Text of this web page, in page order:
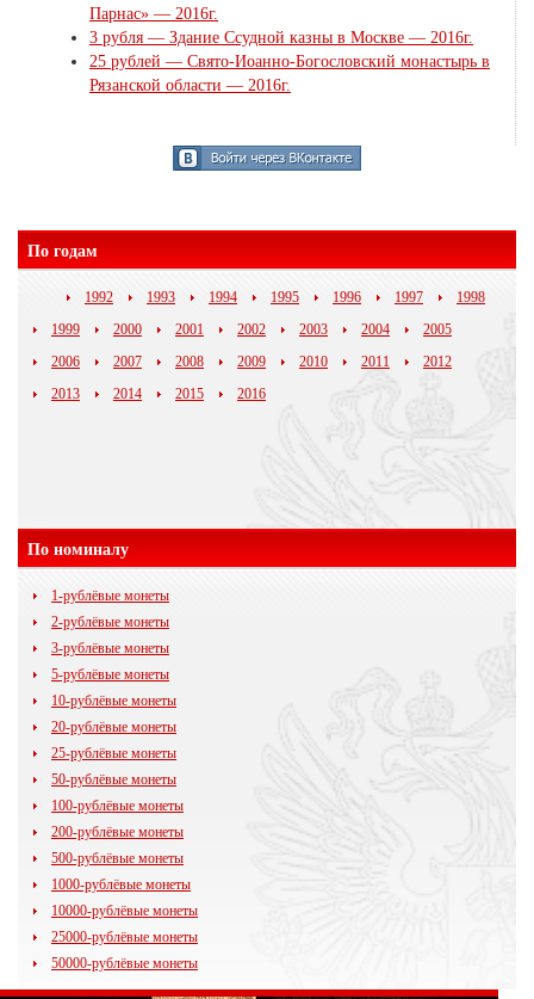
Парнас» — 2016г.
3 рубля — Здание Ссудной казны в Москве — 2016г.
25 рублей — Свято-Иоанно-Богословский монастырь в
Рязанской области — 2016г.
По годам
1992 1993 1994 1995 1996 1997
1998
1999
2000 2001 2002 2003 2004
2005
2006
2007 2008 2009 2010 2011
2012
2013
2014 2015 2016
По номиналу
1-рублёвые монеты
2-рублёвые монеты
3-рублёвые монеты
5-рублёвые монеты
10-рублёвые монеты
20-рублёвые монеты
25-рублёвые монеты
50-рублёвые монеты
100-рублёвые монеты
200-рублёвые монеты
500-рублёвые монеты
1000-рублёвые монеты
10000-рублёвые монеты
25000-рублёвые монеты
50000-рублёвые монеты